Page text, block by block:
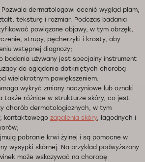
dermatologowi ocenić wygląd plam,
teksturę i rozmiar. Podczas badania
powiązane objawy, w tym obrzęk,
strupy, pęcherzyki i krosty, aby
wstępnej diagnozy;
badania używany jest specjalny instrument
do oglądania dotkniętych chorobą
wielokrotnym powiększeniem.
wykryć zmiany naczyniowe lub oznaki
także różnice w strukturze skóry, co jest
chorób dermatologicznych, w tym
kontaktowego zapalenia skóry, łagodnych i
pobranie krwi żylnej i są pomocne w
wysypki skórnej. Na przykład podwyższony
może wskazywać na chorobę